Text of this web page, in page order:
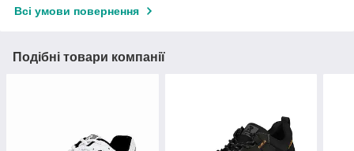
Всі умови повернення
Подібні товари компанії